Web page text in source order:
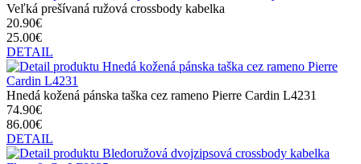
Veľká prešívaná ružová crossbody kabelka
20.90€
25.00€
DETAIL
Hnedá kožená pánska taška cez rameno Pierre Cardin L4231
74.90€
86.00€
DETAIL